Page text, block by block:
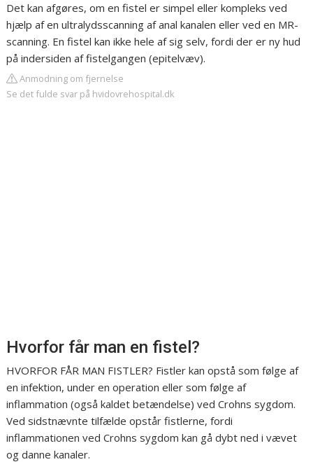
Det kan afgøres, om en fistel er simpel eller kompleks ved
hjælp af en ultralydsscanning af anal kanalen eller ved en MR-
scanning. En fistel kan ikke hele af sig selv, fordi der er ny hud
på indersiden af fistelgangen (epitelvæv).
Anmodning om fjernelse
Se det fulde svar på hvidovrehospital.dk
Hvorfor får man en fistel?
HVORFOR FÅR MAN FISTLER? Fistler kan opstå som følge af
en infektion, under en operation eller som følge af
inflammation (også kaldet betændelse) ved Crohns sygdom.
Ved sidstnævnte tilfælde opstår fistlerne, fordi
inflammationen ved Crohns sygdom kan gå dybt ned i vævet
og danne kanaler.